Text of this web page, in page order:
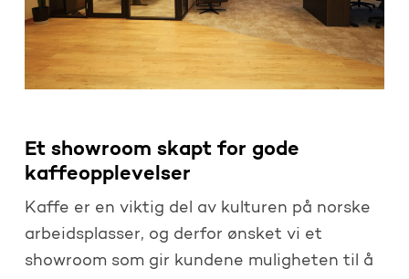
Et showroom skapt for gode
kaffeopplevelser
Kaffe er en viktig del av kulturen på norske
arbeidsplasser, og derfor ønsket vi et
showroom som gir kundene muligheten til å